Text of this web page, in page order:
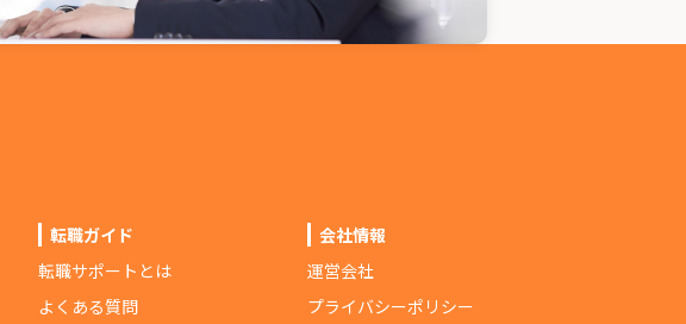
転職ガイド
転職サポートとは
よくある質問
会社情報
運営会社
プライバシーポリシー